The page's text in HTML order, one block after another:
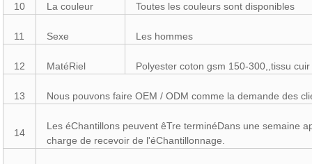
10 La couleur Toutes les couleurs sont disponibles
11 Sexe Les hommes
12 MatéRiel Polyester coton gsm 150-300,,tissu cuir
13 Nous pouvons faire OEM / ODM comme la demande des
14
Les éChantillons peuvent êTre terminéDans une semaine
charge de recevoir de l'éChantillonnage.